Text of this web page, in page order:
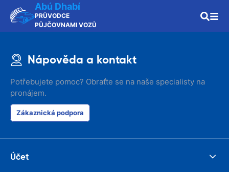
Abú Dhabí
PRŮVODCE
PŮJČOVNAMI VOZŮ
Nápověda a kontakt
Potřebujete pomoc? Obraťte se na naše specialisty na
pronájem.
Zákaznická podpora
Účet